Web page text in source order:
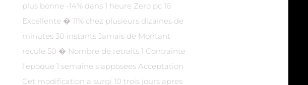
plus bonne -14% dans 1 heure Zero pc 16
Excellente � 11% chez plusieurs dizaines de
minutes 30 instants Jamais de Montant
recule 50 � Nombre de retraits 1 Contrainte
l’epoque 1 semaine s apposees Acceptation
Cet modification a surgi 10 trois jours apres